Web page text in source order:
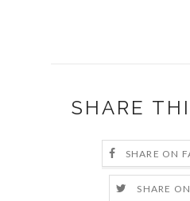
SHARE
SHARE ON
SHARE